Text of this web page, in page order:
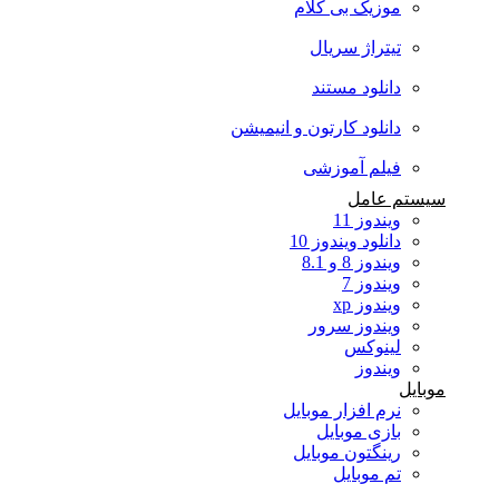
موزیک بی کلام
تیتراژ سریال
دانلود مستند
دانلود کارتون و انیمیشن
فیلم آموزشی
سیستم عامل
ویندوز 11
دانلود ویندوز 10
ویندوز 8 و 8.1
ویندوز 7
ویندوز xp
ویندوز سرور
لینوکس
ویندوز
موبایل
نرم افزار موبایل
بازی موبایل
رینگتون موبایل
تم موبایل